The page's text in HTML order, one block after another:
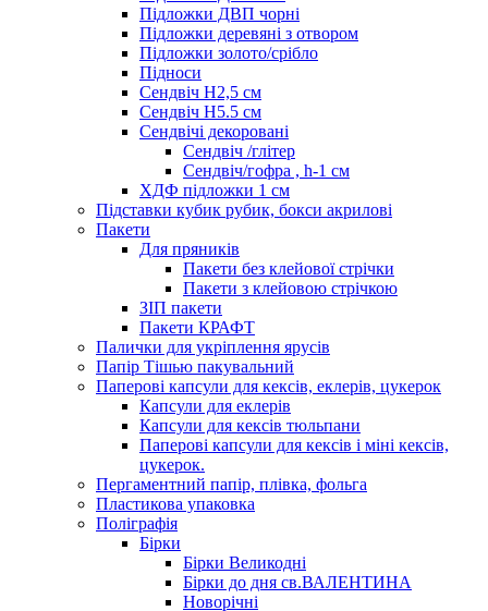
Підложки ДВП чорні
Підложки деревяні з отвором
Підложки золото/срібло
Підноси
Сендвіч H2,5 см
Сендвіч H5.5 см
Сендвічі декоровані
Сендвіч /глітер
Сендвіч/гофра , h-1 см
ХДФ підложки 1 см
Підставки кубик рубик, бокси акрилові
Пакети
Для пряників
Пакети без клейової стрічки
Пакети з клейовою стрічкою
ЗІП пакети
Пакети КРАФТ
Палички для укріплення ярусів
Папір Тішью пакувальний
Паперові капсули для кексів, еклерів, цукерок
Капсули для еклерів
Капсули для кексів тюльпани
Паперові капсули для кексів і міні кексів,
цукерок.
Пергаментний папір, плівка, фольга
Пластикова упаковка
Поліграфія
Бірки
Бірки Великодні
Бірки до дня св.ВАЛЕНТИНА
Новорічні